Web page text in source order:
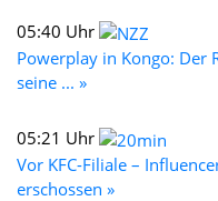
05:40 Uhr
Powerplay in Kongo: Der
seine ... »
05:21 Uhr
Vor KFC-Filiale –
erschossen »